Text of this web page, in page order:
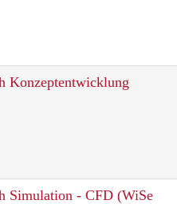
Konzeptentwicklung
Simulation - CFD (WiSe